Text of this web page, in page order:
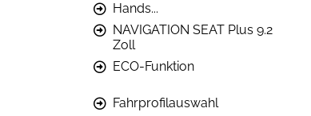
Hands...
NAVIGATION SEAT Plus 9.2
Zoll
ECO-Funktion
Fahrprofilauswahl